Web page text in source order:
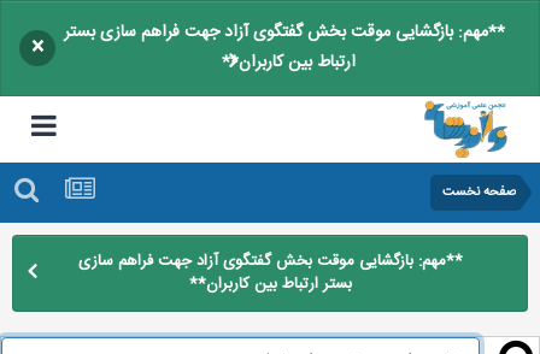
**مهم: بازگشایی موقت بخش گفتگوی آزاد جهت فراهم سازی بستر
ارتباط بین کاربران**
×
صفحه نخست
**مهم: بازگشایی موقت بخش گفتگوی آزاد جهت فراهم سازی
بستر ارتباط بین کاربران**